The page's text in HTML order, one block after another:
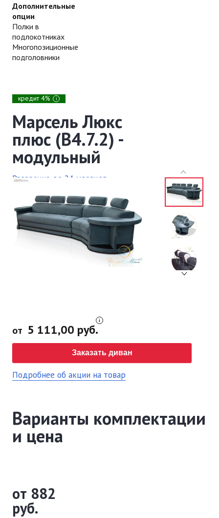
Дополнительные
опции
Полки в
подлокотниках
Многопозиционные
подголовники
кредит 4% i
Марсель Люкс
плюс (В4.7.2) -
модульный
Рассрочка до 24 месяцев
Доставка и установка
от 5 111,00 руб.
Заказать диван
Подробнее об акции на товар
Варианты комплектации
и цена
от 882
руб.